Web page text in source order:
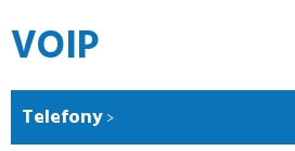
VOIP
Telefony